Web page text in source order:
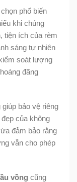
phổ biến
khi chúng
tiện ích của rèm
sáng tự nhiên
soát lượng
đãng
bảo vệ riêng
của không
đảm bảo rằng
vẫn cho phép
vồng cũng